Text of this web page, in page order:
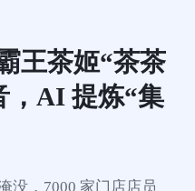
王茶姬“茶茶
，AI 提炼“集
没，7000 家门店店员